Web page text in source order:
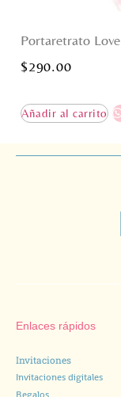
Portaretrato
$290.00
Añadir al carrito
Enlaces rápidos
Invitaciones
Invitaciones digitales
Regalos